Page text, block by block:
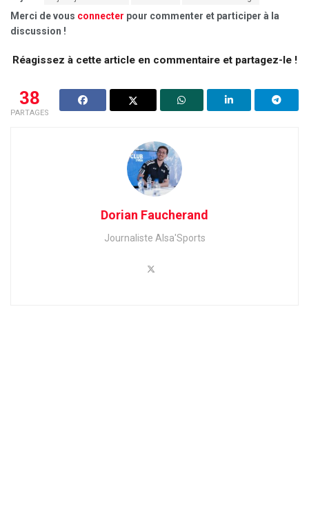
Merci de vous connecter pour commenter et participer à la
discussion !
Réagissez à cette article en commentaire et partagez-le !
38
PARTAGES
Dorian Faucherand
Journaliste Alsa'Sports